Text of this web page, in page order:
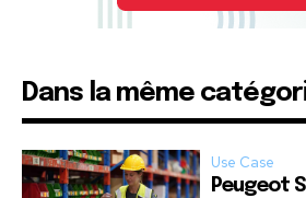
Dans la même
Use Case
Peugeot